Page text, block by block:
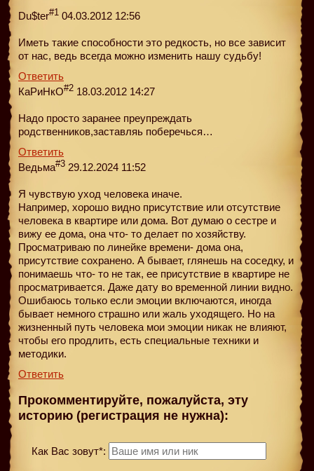
Du$ter#1 04.03.2012 12:56
Иметь такие способности это редкость, но все зависит
от нас, ведь всегда можно изменить нашу судьбу!
Ответить
КаРиНкО#2 18.03.2012 14:27
Надо просто заранее преупреждать
родственников,заставляь поберечься…
Ответить
Ведьма#3 29.12.2024 11:52
Я чувствую уход человека иначе.
Например, хорошо видно присутствие или отсутствие
человека в квартире или дома. Вот думаю о сестре и
вижу ее дома, она что- то делает по хозяйству.
Просматриваю по линейке времени- дома она,
присутствие сохранено. А бывает, глянешь на соседку, и
понимаешь что- то не так, ее присутствие в квартире не
просматривается. Даже дату во временной линии видно.
Ошибаюсь только если эмоции включаются, иногда
бывает немного страшно или жаль уходящего. Но на
жизненный путь человека мои эмоции никак не влияют,
чтобы его продлить, есть специальные техники и
методики.
Ответить
Прокомментируйте, пожалуйста, эту
историю (регистрация не нужна):
Как Вас зовут*: